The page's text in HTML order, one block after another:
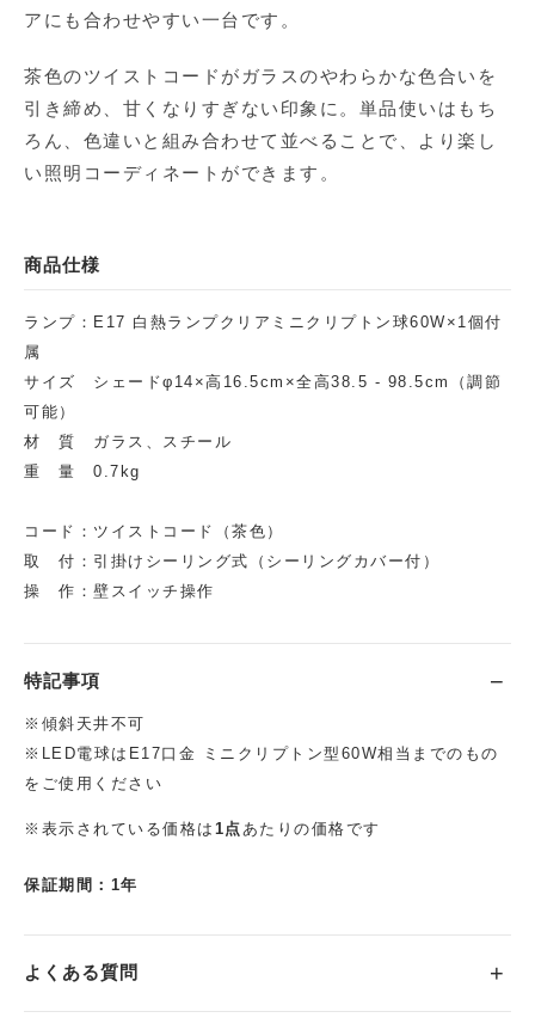
アにも合わせやすい一台です。
茶色のツイストコードがガラスのやわらかな色合いを
引き締め、甘くなりすぎない印象に。単品使いはもち
ろん、色違いと組み合わせて並べることで、より楽し
い照明コーディネートができます。
商品仕様
ランプ：E17 白熱ランプクリアミニクリプトン球60W×1個付
属
サイズ シェードφ14×高16.5cm×全高38.5 - 98.5cm（調節
可能）
材 質 ガラス、スチール
重 量 0.7kg
コード：ツイストコード（茶色）
取 付：引掛けシーリング式（シーリングカバー付）
操 作：壁スイッチ操作
特記事項
※傾斜天井不可
※LED電球はE17口金 ミニクリプトン型60W相当までのもの
をご使用ください
※表示されている価格は 1点あたりの価格です
保証期間：1年
よくある質問